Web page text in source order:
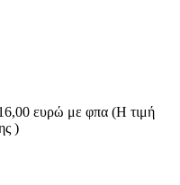
ευρώ με φπα (Η τιμή
)